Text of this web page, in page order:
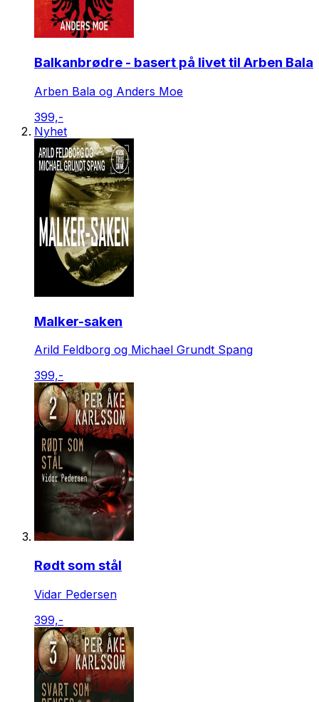
Balkanbrødre - basert på livet til Arben Bala
Arben Bala og Anders Moe
399,-
Nyhet
Malker-saken
Arild Feldborg og Michael Grundt Spang
399,-
Rødt som stål
Vidar Pedersen
399,-